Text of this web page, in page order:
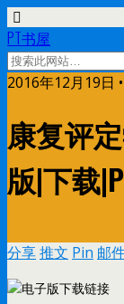
PT书屋
2016年12月19日
康复评
版|下载
分享推文 Pin 邮
电子版下载链接